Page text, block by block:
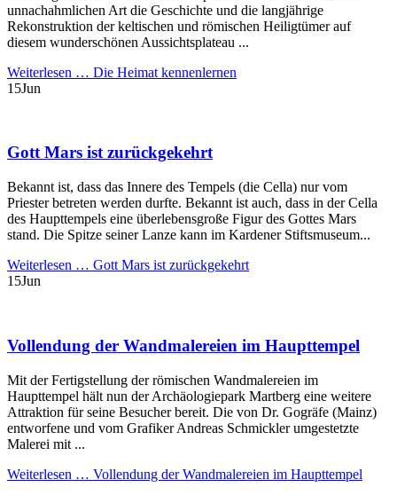
unnachahmlichen Art die Geschichte und die langjährige
Rekonstruktion der keltischen und römischen Heiligtümer auf
diesem wunderschönen Aussichtsplateau ...
Weiterlesen … Die Heimat kennenlernen
15Jun
Gott Mars ist zurückgekehrt
Bekannt ist, dass das Innere des Tempels (die Cella) nur vom
Priester betreten werden durfte. Bekannt ist auch, dass in der Cella
des Haupttempels eine überlebensgroße Figur des Gottes Mars
stand. Die Spitze seiner Lanze kann im Kardener Stiftsmuseum...
Weiterlesen … Gott Mars ist zurückgekehrt
15Jun
Vollendung der Wandmalereien im Haupttempel
Mit der Fertigstellung der römischen Wandmalereien im
Haupttempel hält nun der Archäologiepark Martberg eine weitere
Attraktion für seine Besucher bereit. Die von Dr. Gogräfe (Mainz)
entworfene und vom Grafiker Andreas Schmickler umgestetzte
Malerei mit ...
Weiterlesen … Vollendung der Wandmalereien im Haupttempel